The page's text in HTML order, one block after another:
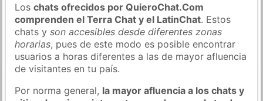
Loschats ofrecidos por QuieroChat.Com
comprenden el Terra Chat y el LatinChat. Estos
chats yson accesibles desde diferentes zonas
horarias, pues de este modo es posible encontrar
usuarios a horas diferentes a las de mayor afluencia
de visitantes en tu país.
Por norma general, la mayor afluencia a los chats y